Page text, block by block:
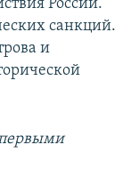
России.
санкций.
и